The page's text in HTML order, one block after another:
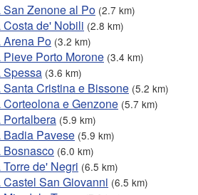
Zenone al Po (2.7 km)
de' Nobili (2.8 km)
Arena Po (3.2 km)
Porto Morone (3.4 km)
Spessa (3.6 km)
Cristina e Bissone (5.2 km)
e Genzone (5.7 km)
Portalbera (5.9 km)
Badia Pavese (5.9 km)
Bosnasco (6.0 km)
de' Negri (6.5 km)
San Giovanni (6.5 km)